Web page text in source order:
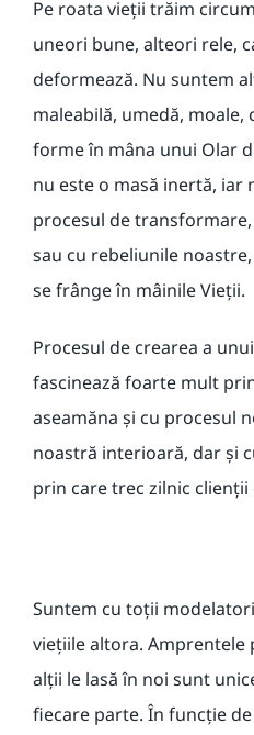
Pe roata vieții trăim
uneori bune, alteori rele,
deformează. Nu suntem
maleabilă, umedă,
forme în mâna unui Olar
nu este o masă inertă, iar
procesul de
sau cu rebeliunile
se frânge în mâinile Vieții.
Procesul de crearea a
fascinează foarte mult
aseamăna și cu procesul
noastră interioară, dar și
prin care trec zilnic clienții
Suntem cu toții
viețiile altora. Amprentele
alții le lasă în noi sunt
fiecare parte. În funcție